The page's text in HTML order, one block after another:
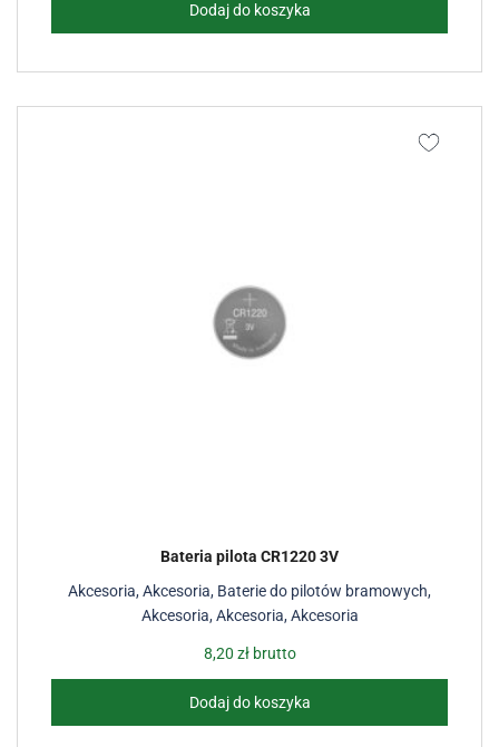
Dodaj do koszyka
Akcesoria,Akcesoria, Baterie do pilotów bramowych,
Akcesoria,Akcesoria,Akcesoria
Bateria pilota CR1220 3V
8,20 złbrutto
Dodaj do koszyka